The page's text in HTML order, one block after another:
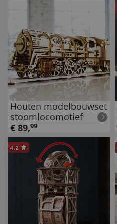
Houten modelbouwset
stoomlocomotief
€ 89,99
4.2